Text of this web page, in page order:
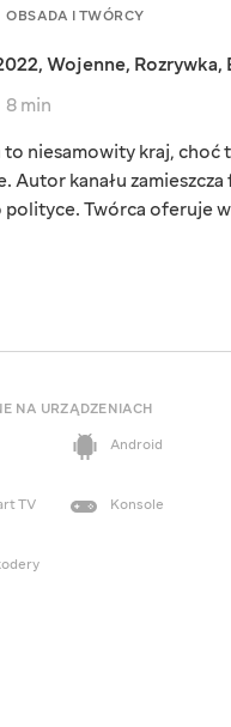
OBSADA I TWÓRCY
, Wojenne, Rozrywka,
8 min
to niesamowity kraj, choć
Autor kanału
polityce. Twórca oferuje
NA URZĄDZENIACH
Android
TV Konsole